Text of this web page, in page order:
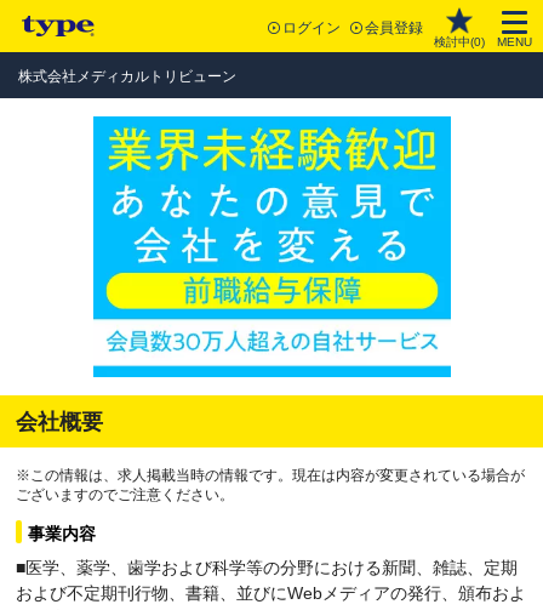
ログイン 会員登録
検討中(0) MENU
株式会社メディカルトリビューン
会社概要
※この情報は、求人掲載当時の情報です。現在は内容が変更されている場合が
ございますのでご注意ください。
事業内容
■医学、薬学、歯学および科学等の分野における新聞、雑誌、定期
および不定期刊行物、書籍、並びにWebメディアの発行、頒布およ